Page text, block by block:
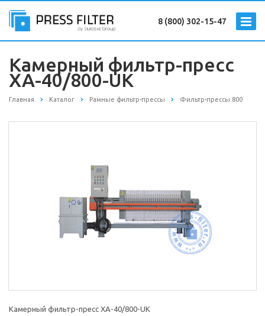
8 (800) 302-15-47
Камерный фильтр-пресс
XA-40/800-UK
Главная Каталог Рамные фильтр-прессы Фильтр-прессы 800
Камерный фильтр-пресс XA-40/800-UK